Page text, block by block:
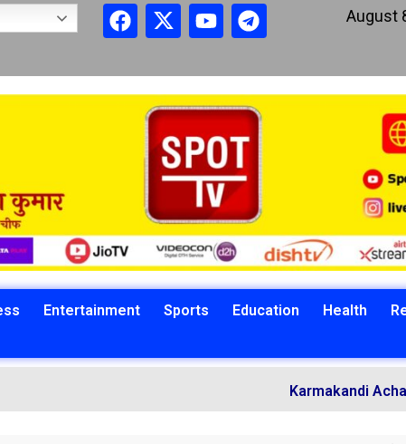
August
Entertainment Sports Education Health
Karmakandi Acharya